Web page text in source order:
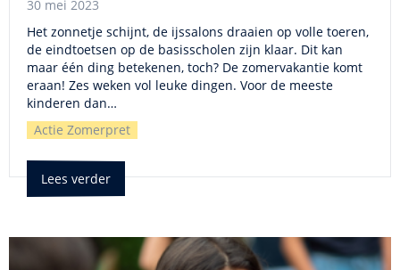
30 mei 2023
Het zonnetje schijnt, de ijssalons draaien op volle toeren,
de eindtoetsen op de basisscholen zijn klaar. Dit kan
maar één ding betekenen, toch? De zomervakantie komt
eraan! Zes weken vol leuke dingen. Voor de meeste
kinderen dan…
Actie Zomerpret
Lees verder